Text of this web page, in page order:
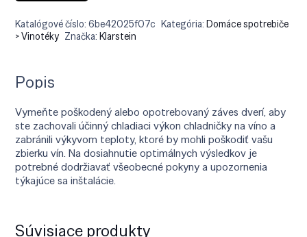
Katalógové číslo:6be42025f07c Kategória:Domáce spotrebiče
> Vinotéky Značka:Klarstein
Popis
Vymeňte poškodený alebo opotrebovaný záves dverí, aby
ste zachovali účinný chladiaci výkon chladničky na víno a
zabránili výkyvom teploty, ktoré by mohli poškodiť vašu
zbierku vín. Na dosiahnutie optimálnych výsledkov je
potrebné dodržiavať všeobecné pokyny a upozornenia
týkajúce sa inštalácie.
Súvisiace produkty